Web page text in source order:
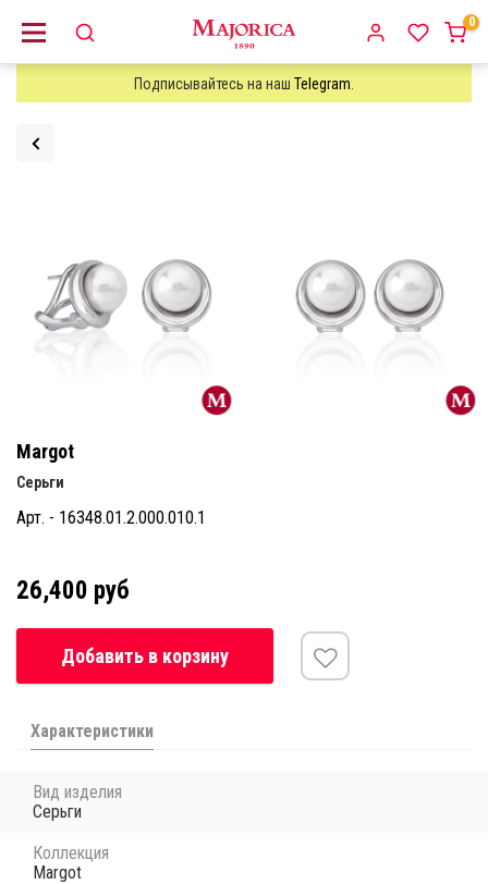
0
Подписывайтесь на наш Telegram
Margot
Серьги
Арт. - 16348.01.2.000.010.1
26,400 руб
Добавить в корзину
Характеристики
Вид изделия
Серьги
Коллекция
Margot